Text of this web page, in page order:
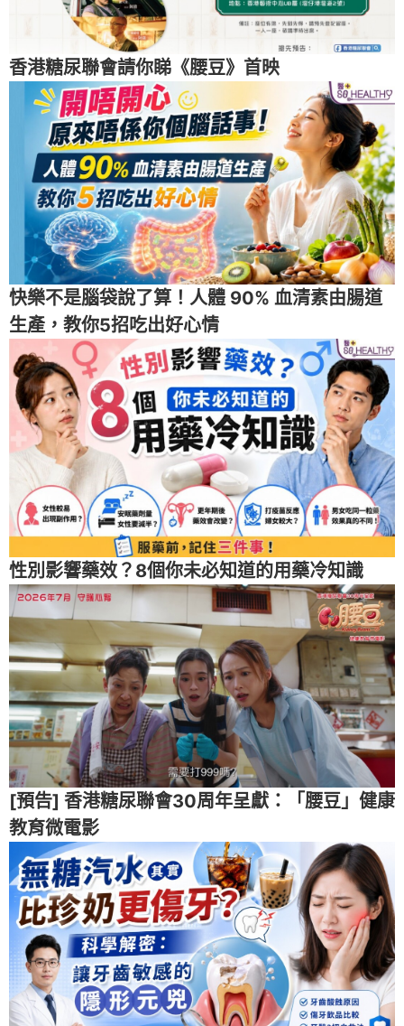
香港糖尿聯會請你睇《腰豆》首映
快樂不是腦袋說了算！人體 90% 血清素由腸道
生產，教你5招吃出好心情
性別影響藥效？8個你未必知道的用藥冷知識
[預告] 香港糖尿聯會30周年呈獻：「腰豆」健康
教育微電影